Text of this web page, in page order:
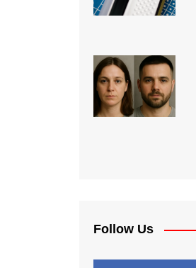
Follow Us